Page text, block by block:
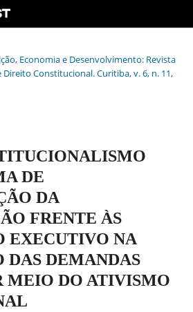
Economia e Desenvolvimento: Revista
Direito Constitucional. Curitiba, v. 6, n. 11,
DE
DA
FRENTE ÀS
EXECUTIVO NA
DAS DEMANDAS
MEIO DO ATIVISMO